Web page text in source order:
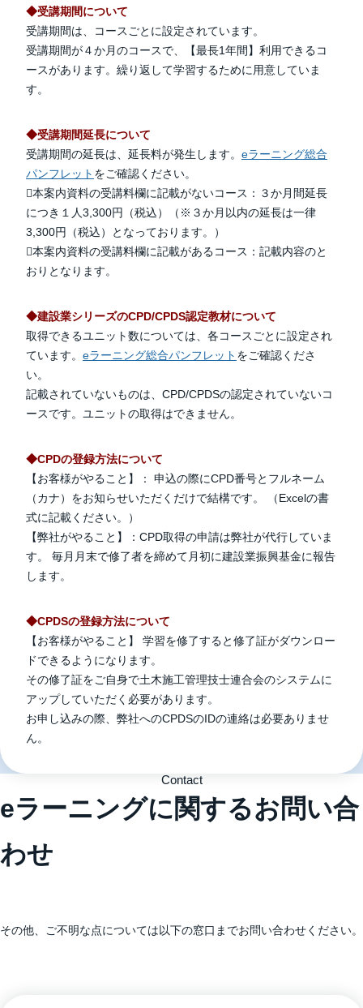
◆受講期間について
受講期間は、コースごとに設定されています。
受講期間が４か月のコースで、【最長1年間】利用できるコ
ースがあります。繰り返して学習するために用意していま
す。
◆受講期間延長について
受講期間の延長は、延長料が発生します。 eラーニング総合
パンフレット をご確認ください。
本案内資料の受講料欄に記載がないコース：３か月間延長
につき１人3,300円（税込）（※３か月以内の延長は一律
3,300円（税込）となっております。）
本案内資料の受講料欄に記載があるコース：記載内容のと
おりとなります。
◆建設業シリーズのCPD/CPDS認定教材について
取得できるユニット数については、各コースごとに設定され
ています。 eラーニング総合パンフレット をご確認くださ
い。
記載されていないものは、CPD/CPDSの認定されていないコ
ースです。ユニットの取得はできません。
◆CPDの登録方法について
【お客様がやること】： 申込の際にCPD番号とフルネーム
（カナ）をお知らせいただくだけで結構です。 （Excelの書
式に記載ください。）
【弊社がやること】：CPD取得の申請は弊社が代行していま
す。 毎月月末で修了者を締めて月初に建設業振興基金に報告
します。
◆CPDSの登録方法について
【お客様がやること】 学習を修了すると修了証がダウンロー
ドできるようになります。
その修了証をご自身で土木施工管理技士連合会のシステムに
アップしていただく必要があります。
お申し込みの際、弊社へのCPDSのIDの連絡は必要ありませ
ん。
eラーニングに関するお問い合
わせ
Contact
その他、ご不明な点については以下の窓口までお問い合わせください。